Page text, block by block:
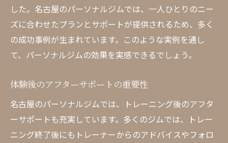
した。名古屋のパーソナルジムでは、一人ひとりのニー
ズに合わせたプランとサポートが提供されるため、多く
の成功事例が生まれています。このような実例を通し
て、パーソナルジムの効果を実感できるでしょう。
体験後のアフターサポートの重要性
名古屋のパーソナルジムでは、トレーニング後のアフタ
ーサポートも充実しています。多くのジムでは、トレー
ニング終了後にもトレーナーからのアドバイスやフォロ